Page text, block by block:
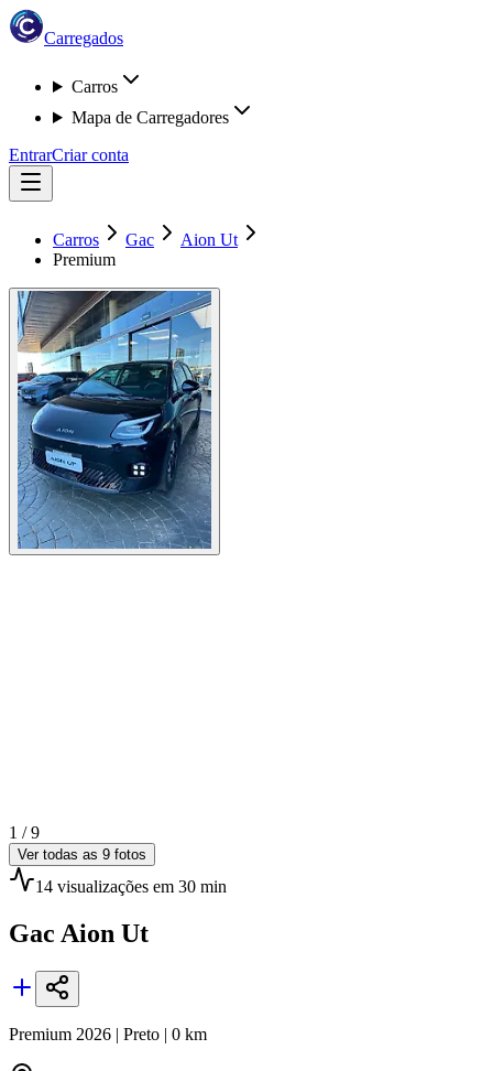
Carregados
Carros
Mapa de Carregadores
EntrarCriar conta
Carros Gac
Aion Ut
Premium
1 /9
Ver todas as 9 fotos
14 visualizações em 30 min
Gac Aion Ut
Premium 2026 | Preto | 0 km